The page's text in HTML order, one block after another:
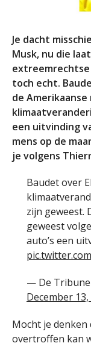
Je dacht
Musk, nu die
extreemrechtse
toch echt.
de
een uitvinding
mens op de
je volgens
Baudet over
zijn geweest.
geweest
auto’s een
— De Tribune
December 13,
Mocht je denken
overtroffen kan